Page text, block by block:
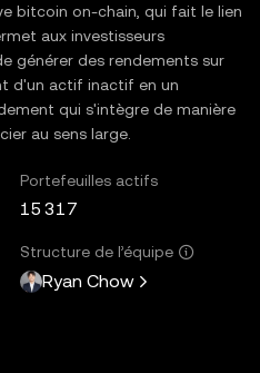
bitcoin on-chain, qui fait le lien
aux investisseurs
générer des rendements sur
d'un actif inactif en un
qui s'intègre de manière
au sens large.
Portefeuilles actifs
15 317
Structure de l’équipe
Ryan Chow
CMT Digital, Laser